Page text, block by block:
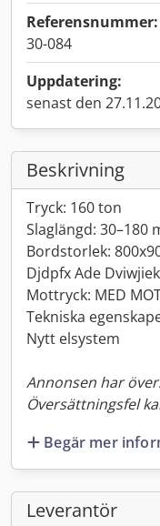
Referensnummer:
30-084
Uppdatering:
senast den
Beskrivning
Tryck: 160 ton
Slaglängd: 30–180
Bordstorlek:
Djdpfx Ade
Mottryck: MED
Tekniska
Nytt elsystem
Annonsen har
Översättningsfel
Begär mer
Leverantör